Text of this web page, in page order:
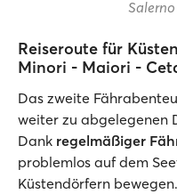
Reiseroute für
Minori - Maiori -
Das zweite
weiter zu abgelegenen
Dank regelmäßiger
problemlos auf dem
Küstendörfern